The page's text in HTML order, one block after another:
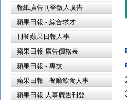
報紙廣告刊登徵人廣告
蘋果日報 - 綜合求才
刊登蘋果日報人事
蘋果日報-廣告價格表
蘋果日報 - 專技
蘋果日報 - 餐廳飲食人事
蘋果日報 人事廣告刊登